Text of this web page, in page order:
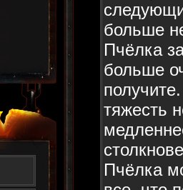
больше
Пчёлка
больше
тяжесть
Пчёлка